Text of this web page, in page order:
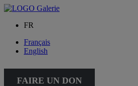
FR
Français
English
FAIRE UN DON